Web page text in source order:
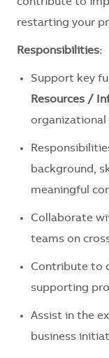
restarting your
Responsibilities:
Support key
Resources /
organizational
background,
meaningful
Collaborate
teams on
Contribute to
supporting
Assist in the
business